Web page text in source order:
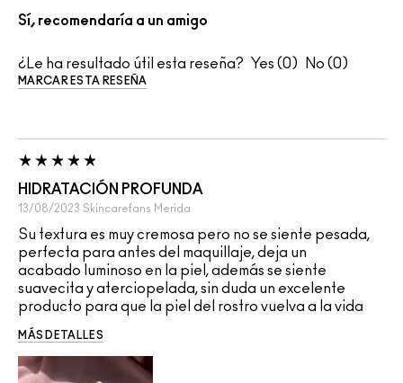
Sí, recomendaría a un amigo
¿Le ha resultado útil esta reseña? 0 0
MARCAR ESTA RESEÑA
HIDRATACIÓN PROFUNDA
13/08/2023 Skincarefans Merida
Su textura es muy cremosa pero no se siente pesada,
perfecta para antes del maquillaje, deja un
acabado luminoso en la piel, además se siente
suavecita y aterciopelada, sin duda un excelente
producto para que la piel del rostro vuelva a la vida
MÁS DETALLES